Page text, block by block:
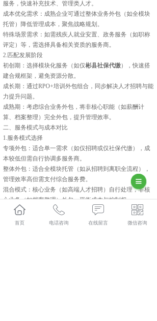
服务‌，快速补充技术、管理类人才。
‌成本优化需求‌：成熟企业可通过‌整体业务外包‌（如全模块
托管）降低管理成本，聚焦战略规划。
‌特殊场景需求‌：如需残疾人就业安置、政务服务（如职称
评定）等，需选择具备相关资质的服务商。
‌2.匹配发展阶段‌
‌初创期‌：选择模块化服务（如仅彬县社保代缴），快速搭
建合规框架，避免资源分散。
‌成长期‌：通过‌RPO+培训外包‌组合，同步解决人才招聘与能
力提升问题。
‌成熟期‌：考虑‌综合业务外包‌，将非核心职能（如薪酬计
算、档案整理）完全外包，提升管理效率。
二、服务模式与成本对比‌
‌1.服务模式选择‌
‌专项外包‌：适合单一需求（如仅招聘或仅社保代缴），成
本较低但需自行协调多服务商。
‌整体外包‌：适合全模块托管（如从招聘到离职全流程），
管理效率高但需支付综合服务费。
‌混合模式‌：核心业务（如高端人才招聘）自行处理，非核
心业务（如档案整理）外包，平衡成本与控制权。
‌2.成本结构分析‌
‌显性成本‌：服务费（按人头、项目或套餐收费）、系统使
首页 电话咨询 在线留言 微信咨询